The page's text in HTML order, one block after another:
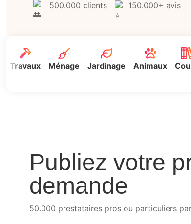
500.000 clients 150.000+ avis
Travaux Ménage Jardinage Animaux
Publiez votre
demande
50.000 prestataires pros ou particuliers